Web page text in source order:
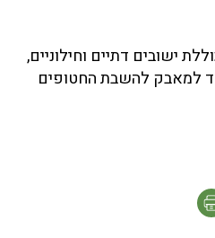
ישובים דתיים וחילוניים,
למאבק להשבת החטופים